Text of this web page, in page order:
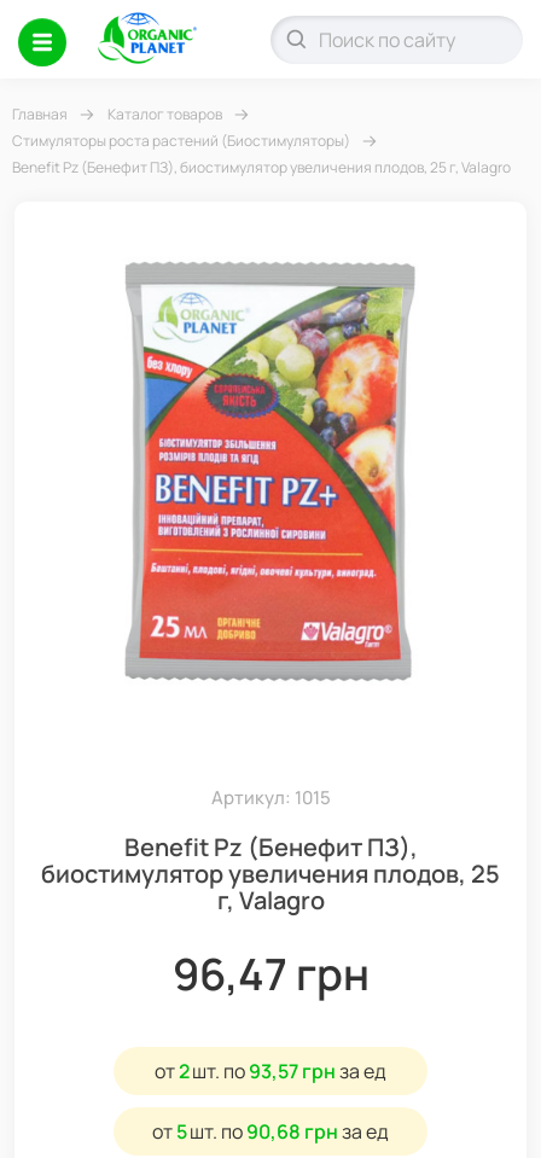
Главная
Каталог товаров
Стимуляторы роста растений (Биостимуляторы)
Benefit Pz (Бенефит ПЗ), биостимулятор увеличения плодов, 25 г, Valagro
Артикул: 1015
Benefit Pz (Бенефит ПЗ),
биостимулятор увеличения плодов, 25
г, Valagro
96,47 грн
от2шт. по93,57 грнза ед
от5шт. по90,68 грнза ед